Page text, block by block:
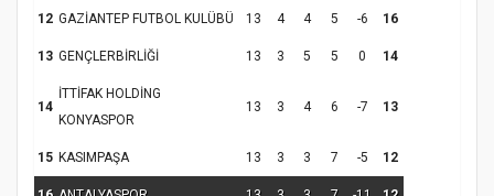
Samsun Atakum’da Ayasofya Camii
Etkinliği
Türkiye’de insanlar dinle bağlarını
koparıyor mu?
12 GAZİANTEP FUTBOL KULÜBÜ 13 4 4 5 -6 16
13 GENÇLERBİRLİĞİ 13 3 5 5 0 14
14
İTTİFAK HOLDİNG
KONYASPOR
13 3 4 6 -7 13
15 KASIMPAŞA 13 3 3 7 -5 12